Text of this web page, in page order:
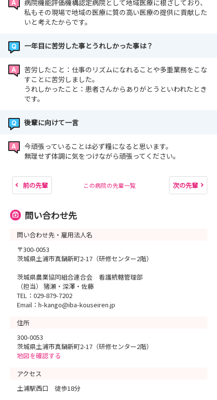
病院機能評価機構認定病院として地域医療に根ざしており、
私もその現場で地域の医療に質の高い医療の提供に貢献した
いと考えたからです。
一年目に苦労した事とうれしかった事は？
苦労したこと：仕事のリズムになれることや多重業務をこな
すことに苦労しました。
うれしかったこと：患者さんからありがとうといわれたとき
です。
後輩に向けて一言
今頑張っていることは必ず糧になると思います。
無理せず体調に気をつけながら頑張ってください。
前の先輩 この病院の先輩一覧 次の先輩
問い合わせ先
問い合わせ先・雇用法人名
〒300-0053
茨城県土浦市真鍋新町2-17（研修センター2階）
茨城県農業協同組合連合会 看護統轄管理部
（担当） 猪瀬・深澤・佐藤
TEL：029-879-7202
Email：h-kango@iba-kouseiren.jp
住所
300-0053
茨城県土浦市真鍋新町2-17（研修センター2階）
地図を確認する
アクセス
土浦駅西口 徒歩18分